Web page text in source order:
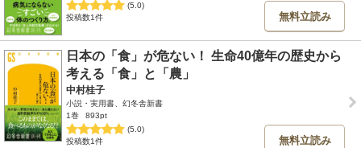
(5.0)
投稿数1件
無料立読み
日本の「食」が危ない！ 生命40億年の歴史から
考える「食」と「農」
中村桂子
小説・実用書、幻冬舎新書
1巻
893pt
(5.0)
投稿数1件
無料立読み